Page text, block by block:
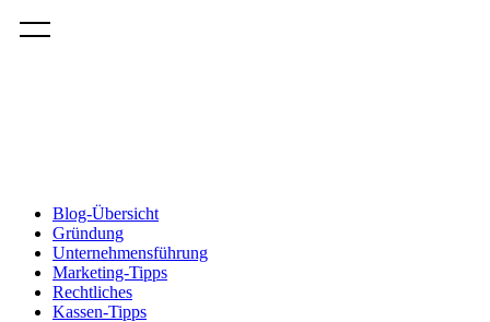
Blog-Übersicht
Gründung
Unternehmensführung
Marketing-Tipps
Rechtliches
Kassen-Tipps